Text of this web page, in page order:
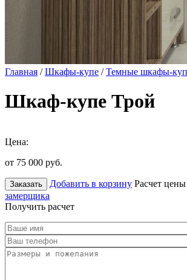
Главная /Шкафы-купе /Темные шкафы-
Шкаф-купе Трой
Цена:
от 75 000 руб.
Заказать Добавить в корзину Расчет цены
замерщика
Получить расчет